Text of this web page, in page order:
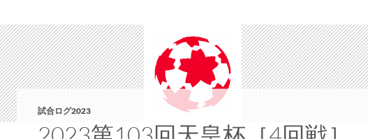
ド
ー
レ
札
4
試合ログ2023